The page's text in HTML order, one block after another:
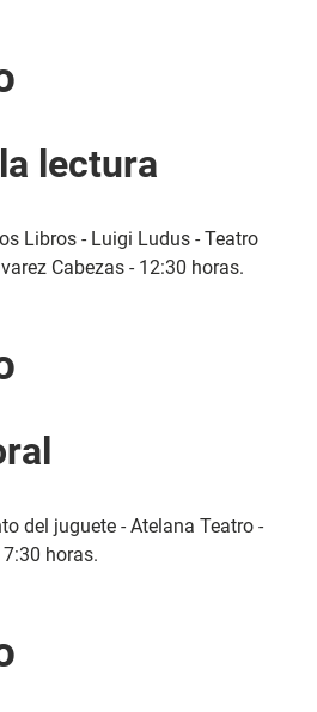
lectura
Libros - Luigi Ludus - Teatro
Cabezas - 12:30 horas.
del juguete - Atelana Teatro -
horas.